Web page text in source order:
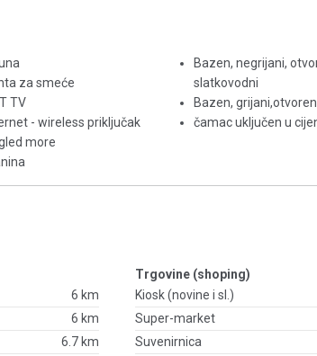
za smeće
TV
- wireless priključak
more
Bazen, negrijani,
slatkovodni
Bazen,
čamac uključen u
6 km
6 km
6.7 km
Trgovine (shoping)
Kiosk (novine i sl.)
Super-market
Suvenirnica